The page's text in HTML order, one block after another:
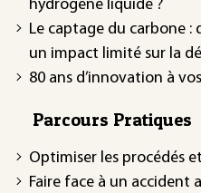
hydrogène liquide ?
Le captage du carbone
un impact limité sur la
80 ans d’innovation à
Parcours Pratiques
Optimiser les procédés
Faire face à un accident